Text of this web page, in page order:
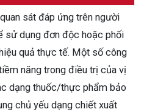
sát đáp ứng trên người
sử dụng đơn độc hoặc phối
quả thực tế. Một số công
năng trong điều trị của vị
dạng thuốc/thực phẩm bảo
chủ yếu dạng chiết xuất